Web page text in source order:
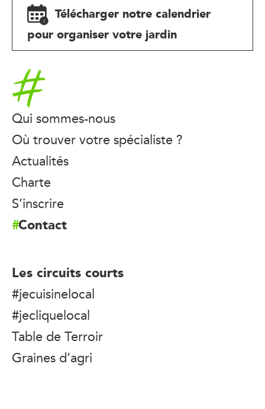
Télécharger notre calendrier
pour organiser votre jardin
Accueil
Qui sommes-nous
Où trouver votre spécialiste ?
Actualités
Charte
S’inscrire
Contact
Les circuits courts
#jecuisinelocal
#jecliquelocal
Table de Terroir
Graines d’agri